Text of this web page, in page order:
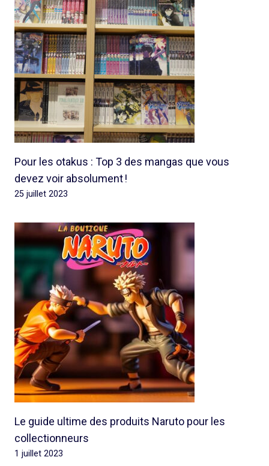
Pour les otakus : Top 3 des mangas que vous
devez voir absolument !
25 juillet 2023
Le guide ultime des produits Naruto pour les
collectionneurs
1 juillet 2023